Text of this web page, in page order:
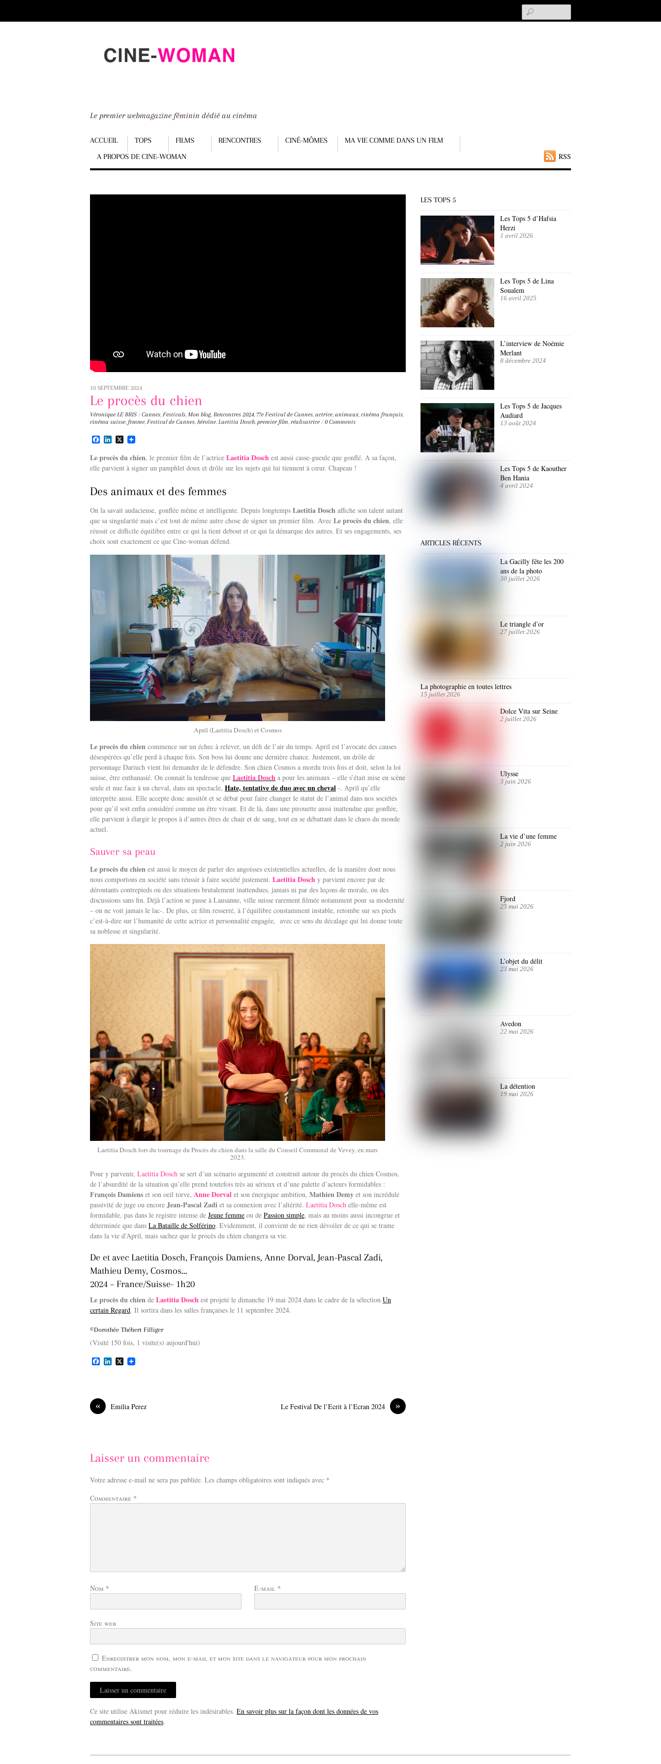
down
Le premier webmagazine féminin dédié au cinéma
RSS
Menu
ACCUEIL TOPS FILMS RENCONTRES CINÉ-MÔMES
MA VIE COMME DANS UN FILM
A PROPOS DE CINE-WOMAN
Scroll
to
10 SEPTEMBRE 2024
Le procès du chien
Véronique LE BRIS / Cannes, Festivals, Mon blog, Rencontres 2024, 77e Festival de Cannes, actrice, animaux, cinéma français,
cinéma suisse, femme, Festival de Cannes, héroïne, Laetitia Dosch, premier film, réalisatrice / 0 Comments
F
c
e
b
k
L
n
k
e
n
X
Le procès du chien, le premier film de l’actrice Laetitia Dosch est aussi casse-gueule que gonflé. A sa façon,
elle parvient à signer un pamphlet doux et drôle sur les sujets qui lui tiennent à cœur. Chapeau !
Des animaux et des femmes
On la savait audacieuse, gonflée même et intelligente. Depuis longtemps Laetitia Dosch affiche son talent autant
que sa singularité mais c’est tout de même autre chose de signer un premier film. Avec Le procès du chien, elle
réussit ce difficile équilibre entre ce qui la tient debout et ce qui la démarque des autres. Et ses engagements, ses
choix sont exactement ce que Cine-woman défend.
April (Laetitia Dosch) et Cosmos
Le procès du chien commence sur un échec à relever, un défi de l’air du temps. April est l’avocate des causes
désespérées qu’elle perd à chaque fois. Son boss lui donne une dernière chance. Justement, un drôle de
personnage Dariuch vient lui demander de le défendre. Son chien Cosmos a mordu trois fois et doit, selon la loi
suisse, être euthanasié. On connait la tendresse que Laetitia Dosch a pour les animaux – elle s’était mise en scène
seule et nue face à un cheval, dans un spectacle, Hate, tentative de duo avec un cheval -. April qu’elle
interprète aussi. Elle accepte donc aussitôt et se débat pour faire changer le statut de l’animal dans nos sociétés
pour qu’il soit enfin considéré comme un être vivant. Et de là, dans une pirouette aussi inattendue que gonflée,
elle parvient à élargir le propos à d’autres êtres de chair et de sang, tout en se débattant dans le chaos du monde
actuel.
Sauver sa peau
Le procès du chien est aussi le moyen de parler des angoisses existentielles actuelles, de la manière dont nous
nous comportons en société sans réussir à faire société justement. Laetitia Dosch y parvient encore par de
déroutants contrepieds ou des situations brutalement inattendues, jamais ni par des leçons de morale, ou des
discussions sans fin. Déjà l’action se passe à Lausanne, ville suisse rarement filmée notamment pour sa modernité
– on ne voit jamais le lac-. De plus, ce film resserré, à l’équilibre constamment instable, retombe sur ses pieds
c’est-à-dire sur l’humanité de cette actrice et personnalité engagée, avec ce sens du décalage qui lui donne toute
sa noblesse et singularité.
Laetitia Dosch lors du tournage du Procès du chien dans la salle du Conseil Communal de Vevey, en mars
2023.
Pour y parvenir, Laetitia Dosch se sert d’un scénario argumenté et construit autour du procès du chien Cosmos,
de l’absurdité de la situation qu’elle prend toutefois très au sérieux et d’une palette d’acteurs formidables :
François Damiens et son oeil torve, Anne Dorval et son énergique ambition, Mathieu Demy et son incrédule
passivité de juge ou encore Jean-Pascal Zadi et sa connexion avec l’altérité. Laetitia Dosch elle-même est
formidable, pas dans le registre intense de Jeune femme ou de Passion simple, mais au moins aussi incongrue et
déterminée que dans La Bataille de Solférino. Evidemment, il convient de ne rien dévoiler de ce qui se trame
dans la vie d’April, mais sachez que le procès du chien changera sa vie.
De et avec Laetitia Dosch, François Damiens, Anne Dorval, Jean-Pascal Zadi,
Mathieu Demy, Cosmos…
2024 – France/Suisse- 1h20
Le procès du chien de Laetitia Dosch est projeté le dimanche 19 mai 2024 dans le cadre de la sélection Un
certain Regard. Il sortira dans les salles françaises le 11 septembre 2024.
©Dorothée Thébert Filliger
(Visité 150 fois, 1 visite(s) aujourd'hui)
F
o
k
L
I
X
« Emilia Perez »
Le Festival De l’Ecrit à l’Ecran 2024
Laisser un commentaire
Votre adresse e-mail ne sera pas publiée. Les champs obligatoires sont indiqués avec *
Commentaire *
Nom * E-mail *
Site web
Enregistrer mon nom, mon e-mail et mon site dans le navigateur pour mon prochain
commentaire.
Ce site utilise Akismet pour réduire les indésirables. En savoir plus sur la façon dont les données de vos
commentaires sont traitées.
LES TOPS 5
Les Tops 5 d’Hafsia
Herzi
1 avril 2026
Les Tops 5 de Lina
Soualem
16 avril 2025
L’interview de Noémie
Merlant
8 décembre 2024
Les Tops 5 de Jacques
Audiard
13 août 2024
Les Tops 5 de Kaouther
Ben Hania
4 avril 2024
ARTICLES RÉCENTS
La Gacilly fête les 200
ans de la photo
30 juillet 2026
Le triangle d’or
27 juillet 2026
La photographie en toutes lettres
15 juillet 2026
Dolce Vita sur Seine
2 juillet 2026
Ulysse
3 juin 2026
La vie d’une femme
2 juin 2026
Fjord
25 mai 2026
L’objet du délit
23 mai 2026
Avedon
22 mai 2026
La détention
19 mai 2026